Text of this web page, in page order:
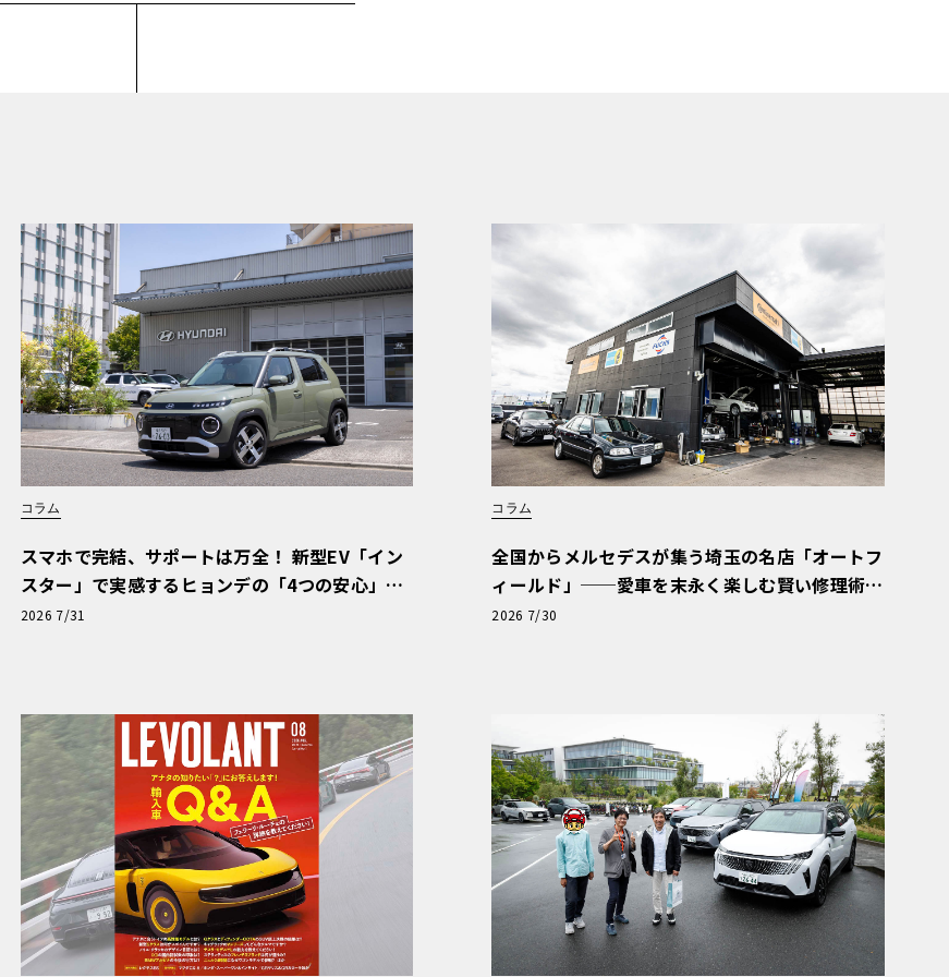
コラム
スマホで完結、サポートは万全！ 新型EV「イン
スター」で実感するヒョンデの「4つの安心」
【第1回・ヒョンデ6つの疑問：Why? Hyunda
2026 7/31
コラム
全国からメルセデスが集う埼玉の名店「オートフ
ィールド」──愛車を末永く楽しむ賢い修理術
と、プロがフックス製オイルを選ぶ理由〈PR〉
2026 7/30